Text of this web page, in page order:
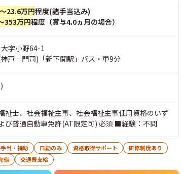
23.6万円程度(諸手当込み)
353万円程度（賞与4.0ヵ月の場合）
字小野64-1
戸－門司)「新下関駅」バス・車9分
祉士、社会福祉主事、社会福祉主事任用資格のいず
び普通自動車免許(AT限定可) 必須 ■経験：不問
当・補助 日勤のみ 資格取得サポート
研修制度あり
備 交通費支給